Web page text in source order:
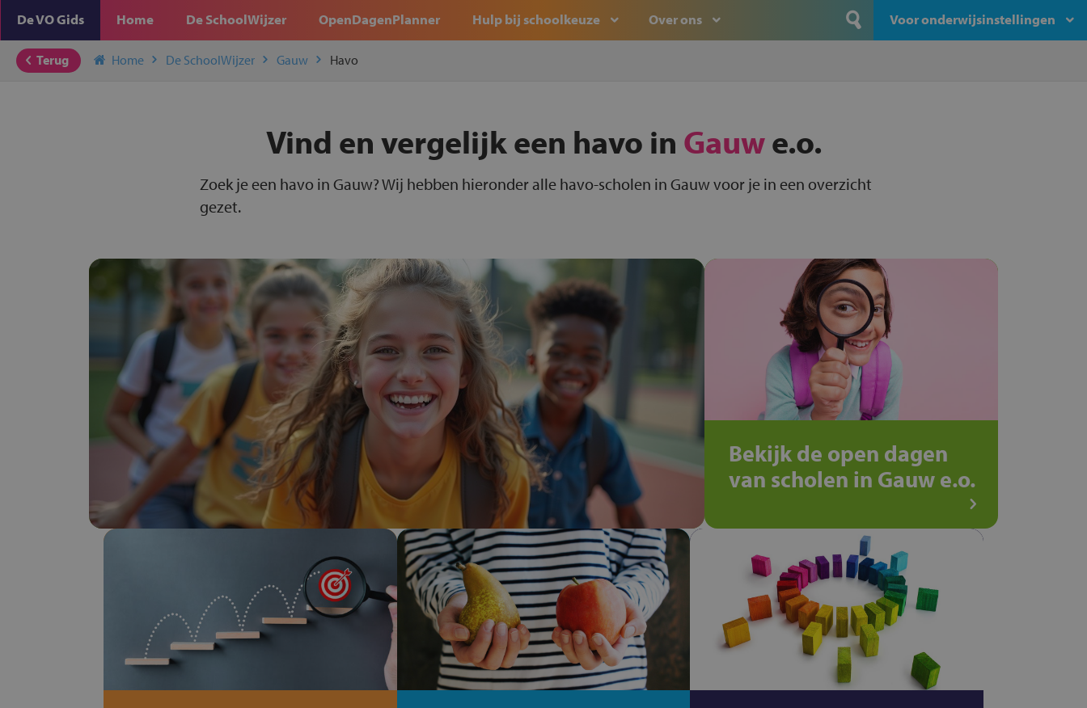
De VO Gids Home De SchoolWijzer OpenDagenPlanner Hulp bij schoolkeuze Over ons Voor onderwijsinstellingen
Terug Home De SchoolWijzer Gauw Havo
Vind en vergelijk een havo in Gauwe.o.
Zoek je een havo in Gauw? Wij hebben hieronder alle havo-scholen in Gauw voor je in een overzicht
gezet.
Bekijk de open dagen
van scholen in Gauw e.o.